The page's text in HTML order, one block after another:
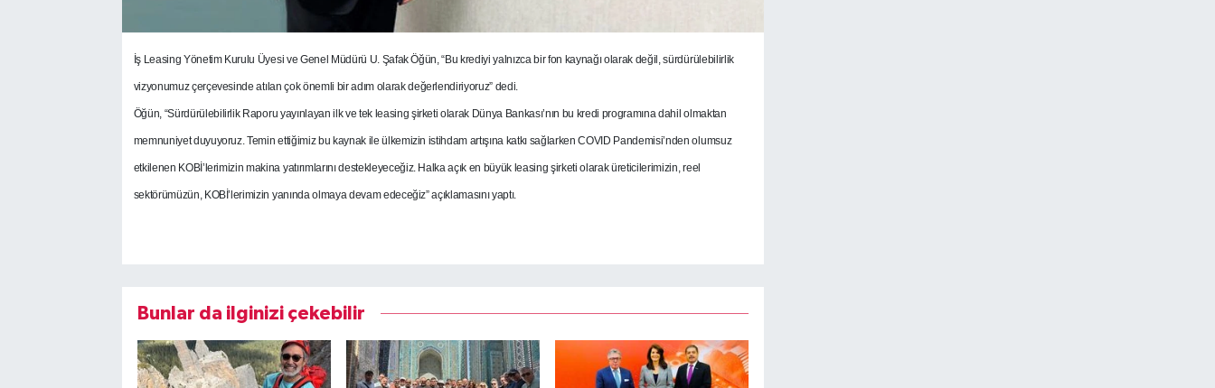
İş Leasing Yönetim Kurulu Üyesi ve Genel Müdürü U. Şafak Öğün, “Bu krediyi yalnızca bir fon kaynağı olarak değil, sürdürülebilirlik
vizyonumuz çerçevesinde atılan çok önemli bir adım olarak değerlendiriyoruz” dedi.
Öğün, “Sürdürülebilirlik Raporu yayınlayan ilk ve tek leasing şirketi olarak Dünya Bankası’nın bu kredi programına dahil olmaktan
memnuniyet duyuyoruz. Temin ettiğimiz bu kaynak ile ülkemizin istihdam artışına katkı sağlarken COVID Pandemisi’nden olumsuz
etkilenen KOBİ’lerimizin makina yatırımlarını destekleyeceğiz. Halka açık en büyük leasing şirketi olarak üreticilerimizin, reel
sektörümüzün, KOBİ’lerimizin yanında olmaya devam edeceğiz” açıklamasını yaptı.
Bunlar da ilginizi çekebilir